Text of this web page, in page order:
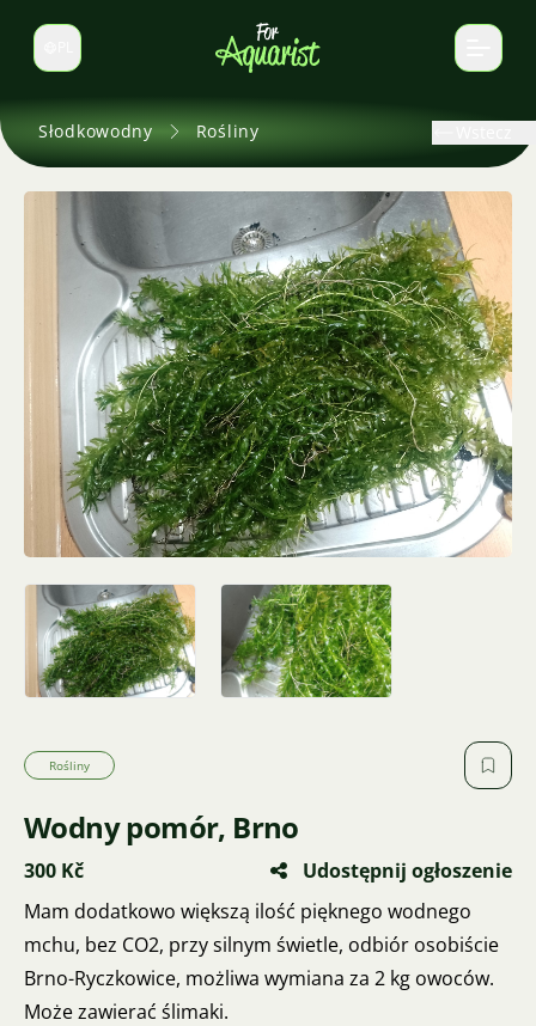
Zmień język
Słodkowodny Rośliny
Rośliny
Wodny pomór, Brno
300 Kč
Udostępnij ogłoszenie
Mam dodatkowo większą ilość pięknego wodnego
mchu, bez CO2, przy silnym świetle, odbiór osobiście
Brno-Ryczkowice, możliwa wymiana za 2 kg owoców.
Może zawierać ślimaki.